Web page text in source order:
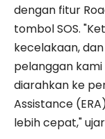
dengan fitur
tombol SOS.
kecelakaan,
pelanggan
diarahkan ke
Assistance
lebih cepat,"